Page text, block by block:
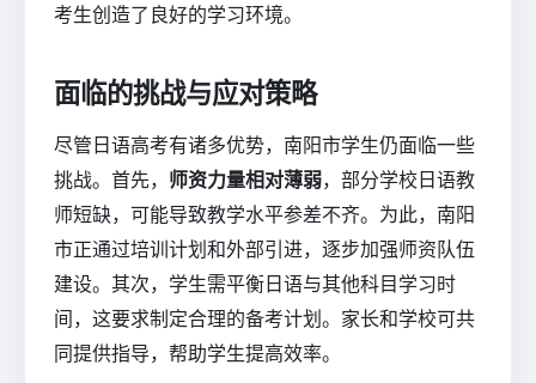
考生创造了良好的学习环境。
面临的挑战与应对策略
尽管日语高考有诸多优势，南阳市学生仍面临一些
挑战。首先， 师资力量相对薄弱，部分学校日语教
师短缺，可能导致教学水平参差不齐。为此，南阳
市正通过培训计划和外部引进，逐步加强师资队伍
建设。其次，学生需平衡日语与其他科目学习时
间，这要求制定合理的备考计划。家长和学校可共
同提供指导，帮助学生提高效率。